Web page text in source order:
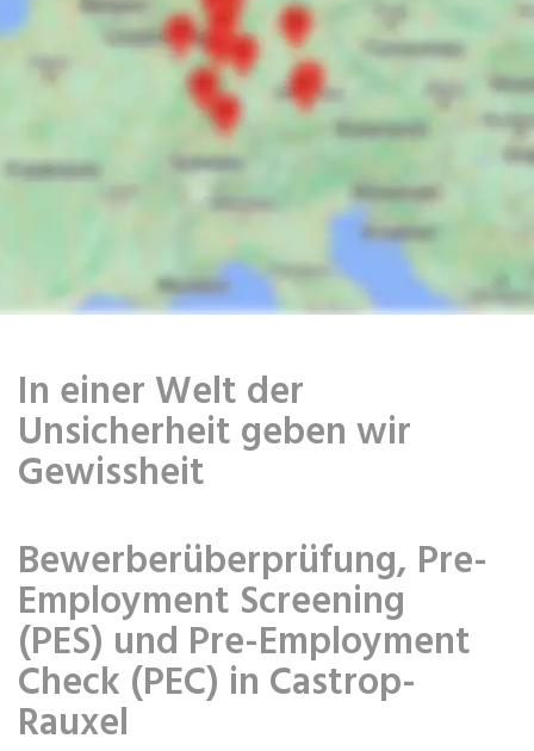
In einer Welt der
Unsicherheit geben wir
Gewissheit
Bewerberüberprüfung, Pre-
Employment Screening
(PES) und Pre-Employment
Check (PEC) in Castrop-
Rauxel